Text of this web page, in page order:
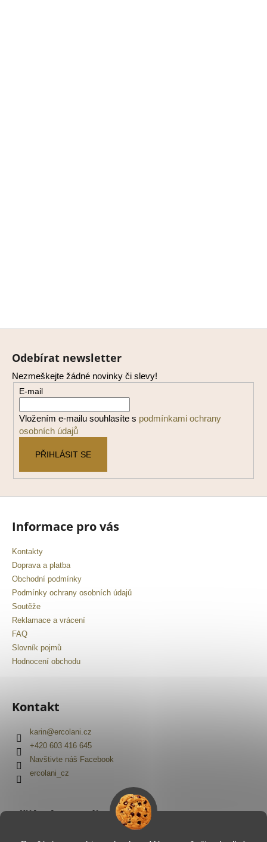
Odebírat newsletter
Nezmeškejte žádné novinky či slevy!
E-mail
Vložením e-mailu souhlasíte s podmínkami ochrany
osobních údajů
PŘIHLÁSIT SE
Informace pro vás
Kontakty
Doprava a platba
Obchodní podmínky
Podmínky ochrany osobních údajů
Soutěže
Reklamace a vrácení
FAQ
Slovník pojmů
Hodnocení obchodu
Kontakt
karin@ercolani.cz
+420 603 416 645
Navštivte náš Facebook
ercolani_cz
Přijímáme online platby